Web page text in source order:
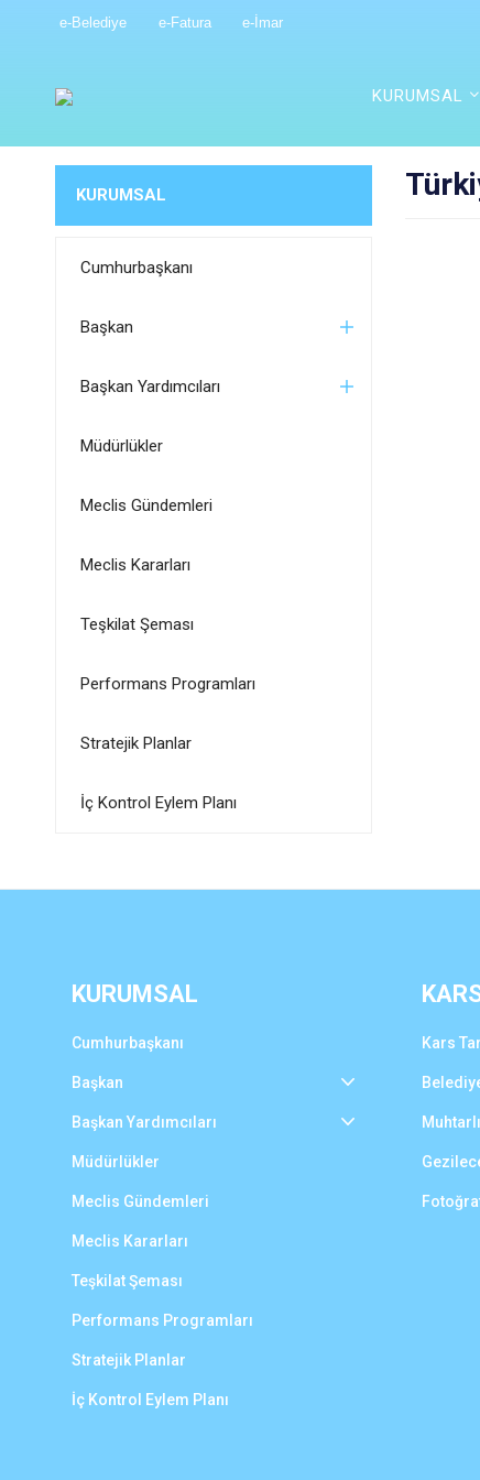
e-Belediye e-Fatura e-İmar
KURUMSAL
KURUMSAL
Cumhurbaşkanı
Başkan
Başkan Yardımcıları
Müdürlükler
Meclis Gündemleri
Meclis Kararları
Teşkilat Şeması
Performans Programları
Stratejik Planlar
İç Kontrol Eylem Planı
KURUMSAL
Cumhurbaşkanı
Başkan
Başkan Yardımcıları
Müdürlükler
Meclis Gündemleri
Meclis Kararları
Teşkilat Şeması
Performans Programları
Stratejik Planlar
İç Kontrol Eylem Planı
Kars